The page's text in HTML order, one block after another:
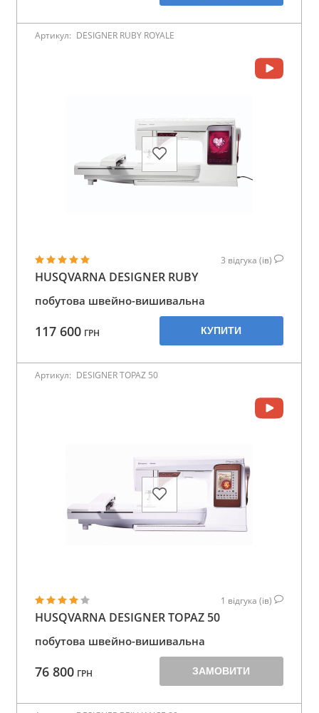
Артикул: DESIGNER RUBY ROYALE
3 відгука (ів)
HUSQVARNA DESIGNER RUBY
побутова швейно-вишивальна
117 600 ГРН КУПИТИ
Артикул: DESIGNER TOPAZ 50
1 відгука (ів)
HUSQVARNA DESIGNER TOPAZ 50
побутова швейно-вишивальна
76 800 ГРН ЗАМОВИТИ